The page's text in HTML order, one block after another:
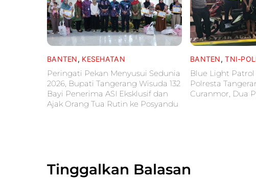
BANTEN, KESEHATAN
Peringati Pekan Menyusui Sedunia
2026, Bupati Tangerang Wisuda 132
Bayi Penerima ASI Eksklusif dan
Ajak Orang Tua Rutin ke Posyandu
BANTEN,TNI-
Blue Light
Polresta
Curanmor, Dua
Tinggalkan Balasan